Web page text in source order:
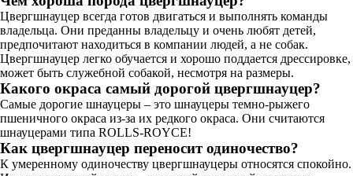
Цвергшнауцер всегда готов двигаться и выполнять команды
владельца. Они преданны владельцу и очень любят детей,
предпочитают находиться в компании людей, а не собак.
Цвергшнауцер легко обучается и хорошо поддается дрессировке,
может быть служебной собакой, несмотря на размеры.
Какого окраса самый дорогой цвергшнауцер?
Самые дорогие шнауцеры – это шнауцеры темно-рыжего
пшеничного окраса из-за их редкого окраса. Они считаются
шнауцерами типа ROLLS-ROYCE!
Как цвергшнауцер переносит одиночество?
К умеренному одиночеству цвергшнауцеры относятся спокойно.